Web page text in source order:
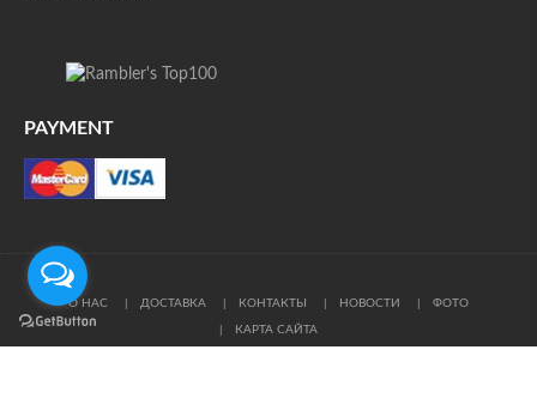
PAYMENT
О НАС ДОСТАВКА КОНТАКТЫ НОВОСТИ ФОТО
КАРТА САЙТА